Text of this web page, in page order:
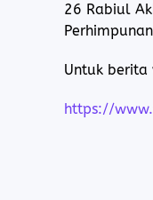
26 Rabiul
Untuk
https://